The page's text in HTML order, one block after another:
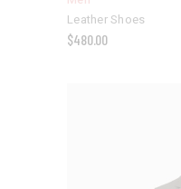
Leather Shoes
$480.00